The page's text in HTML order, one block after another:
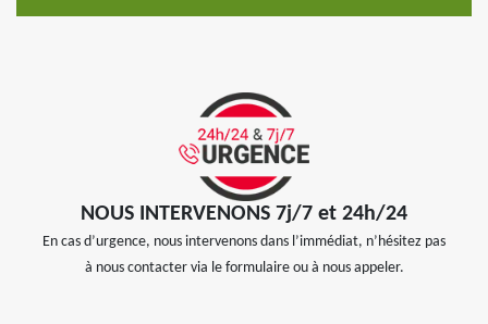
NOUS INTERVENONS 7j/7 et 24h/24
En cas d’urgence, nous intervenons dans l’immédiat, n’hésitez pas
à nous contacter via le formulaire ou à nous appeler.